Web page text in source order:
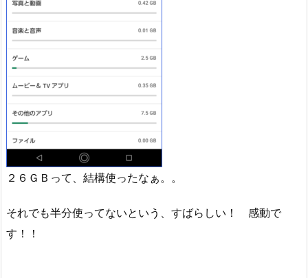
２６ＧＢって、結構使ったなぁ。。
それでも半分使ってないという、すばらしい！ 感動で
す！！